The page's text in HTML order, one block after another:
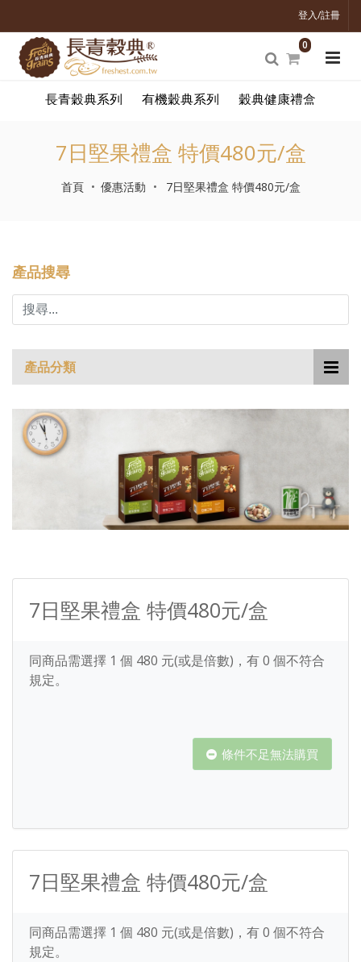
登入/註冊
0
長青穀典系列 有機穀典系列 穀典健康禮盒
7日堅果禮盒 特價480元/盒
首頁 優惠活動 7日堅果禮盒 特價480元/盒
產品搜尋
產品分類
7日堅果禮盒 特價480元/盒
同商品需選擇 1 個 480 元(或是倍數)，有0 個不符合
規定。
條件不足無法購買
7日堅果禮盒 特價480元/盒
同商品需選擇 1 個 480 元(或是倍數)，有0 個不符合
規定。